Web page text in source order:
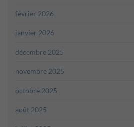
février 2026
janvier 2026
décembre 2025
novembre 2025
octobre 2025
août 2025